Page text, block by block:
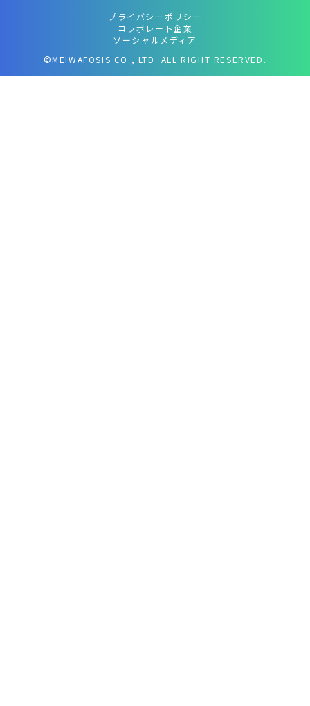
プライバシーポリシー
コラボレート企業
ソーシャルメディア
©MEIWAFOSIS CO., LTD. ALL RIGHT RESERVED.